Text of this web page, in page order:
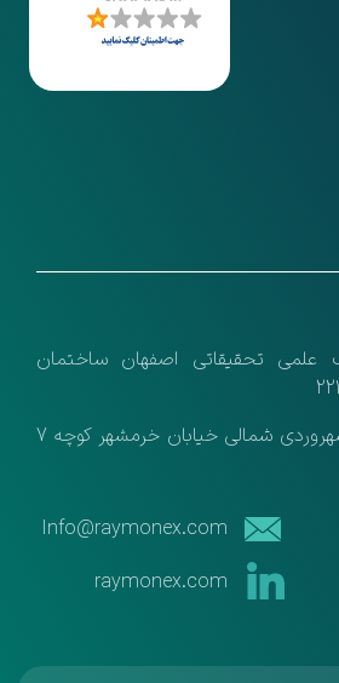
raymonex.com
تهران خیابان سهروردی شمالی خیابان خرمشهر کوچه 7
علمی تحقیقاتی اصفهان ساختمان
​​Info@raymonex.com